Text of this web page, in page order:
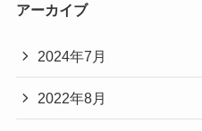
アーカイブ
2024年7月
2022年8月